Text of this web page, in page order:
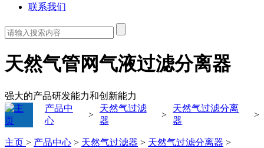
联系我们
天然气管网气液过滤分离器
强大的产品研发能力和创新能力
产品中
心
>
天然气过滤
器
>
天然气过滤分离
器
>
主页 > 产品中心 > 天然气过滤器 > 天然气过滤分离器 >